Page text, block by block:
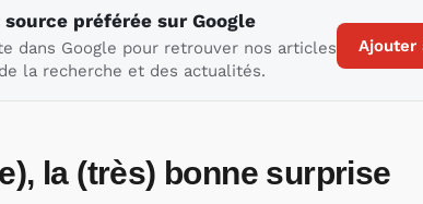
préférée sur Google
dans Google pour retrouver nos articles
la recherche et des actualités.
Ajouter
la (très) bonne surprise